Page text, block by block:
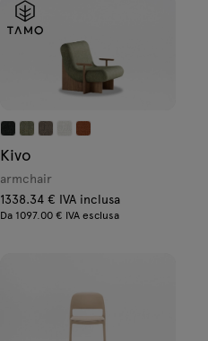
Kivo
armchair
1338.34 € IVA inclusa
Da 1097.00 € IVA esclusa